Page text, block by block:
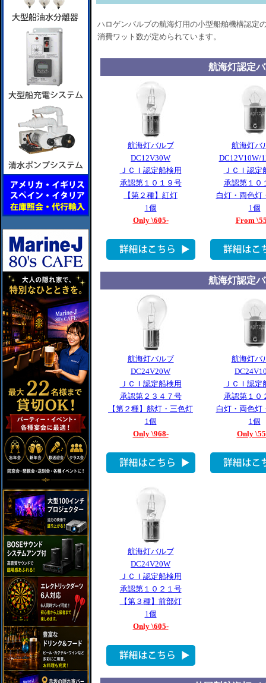
ハロゲンバルブの航海灯用の小型船舶機構認定
消費ワット数が定められています。
航海灯認定
航海灯バルブ
DC12V30W
ＪＣＩ認定船検用
承認第１０１９号
【第２種】紅灯
1個
Only \605-
航海灯バ
DC12V10W/
ＪＣＩ認定
承認第１０
白灯・両色灯
1個
From
航海灯認定
航海灯バルブ
DC24V20W
ＪＣＩ認定船検用
承認第２３４７号
【第２種】舷灯・三色灯
1個
Only \968-
航海灯バ
ＪＣＩ認定
承認第１０
白灯・両色灯
1個
Only
航海灯バルブ
DC24V20W
ＪＣＩ認定船検用
承認第１０２１号
【第３種】前部灯
1個
Only \605-